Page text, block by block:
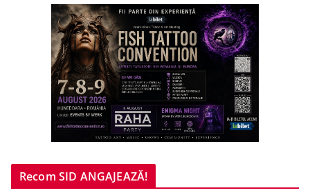
Recom SID ANGAJEAZĂ!